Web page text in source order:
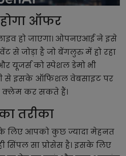
ऑफर
हो जाएगा। ओपनएआई ने इसे
से जोड़ा है जो बेंगलुरु में हो रहा
यूजर्स को स्पेशल डेमो भी
से इसके ऑफिशल वेबसाइट पर
क्लेम कर सकते हैं।
तरीका
आपको कुछ ज्यादा मेहनत
सिंपल सा प्रोसेस है। इसके लिए